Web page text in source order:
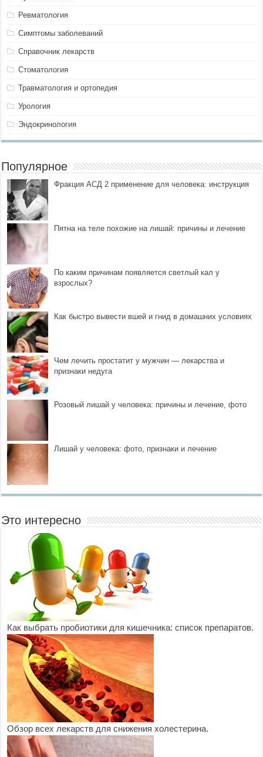
Ревматология
Симптомы заболеваний
Справочник лекарств
Стоматология
Травматология и ортопедия
Урология
Эндокринология
Популярное
Фракция АСД 2 применение для человека: инструкция
Пятна на теле похожие на лишай: причины и лечение
По каким причинам появляется светлый кал у
взрослых?
Как быстро вывести вшей и гнид в домашних условиях
Чем лечить простатит у мужчин — лекарства и
признаки недуга
Розовый лишай у человека: причины и лечение, фото
Лишай у человека: фото, признаки и лечение
Это интересно
Как выбрать пробиотики для кишечника: список препаратов.
Обзор всех лекарств для снижения холестерина.